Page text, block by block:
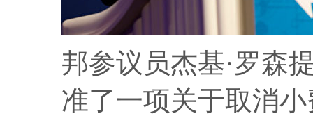
邦参议员杰基·罗森
准了一项关于取消